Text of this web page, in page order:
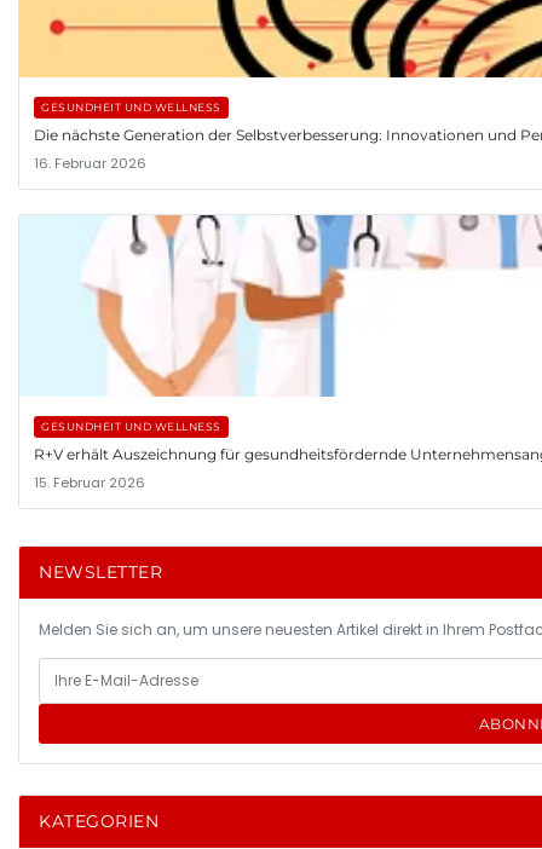
GESUNDHEIT UND WELLNESS
Die nächste Generation der Selbstverbesserung: Innovationen und
16. Februar 2026
GESUNDHEIT UND WELLNESS
R+V erhält Auszeichnung für gesundheitsfördernde
15. Februar 2026
NEWSLETTER
Melden Sie sich an, um unsere neuesten Artikel direkt in Ihrem
KATEGORIEN